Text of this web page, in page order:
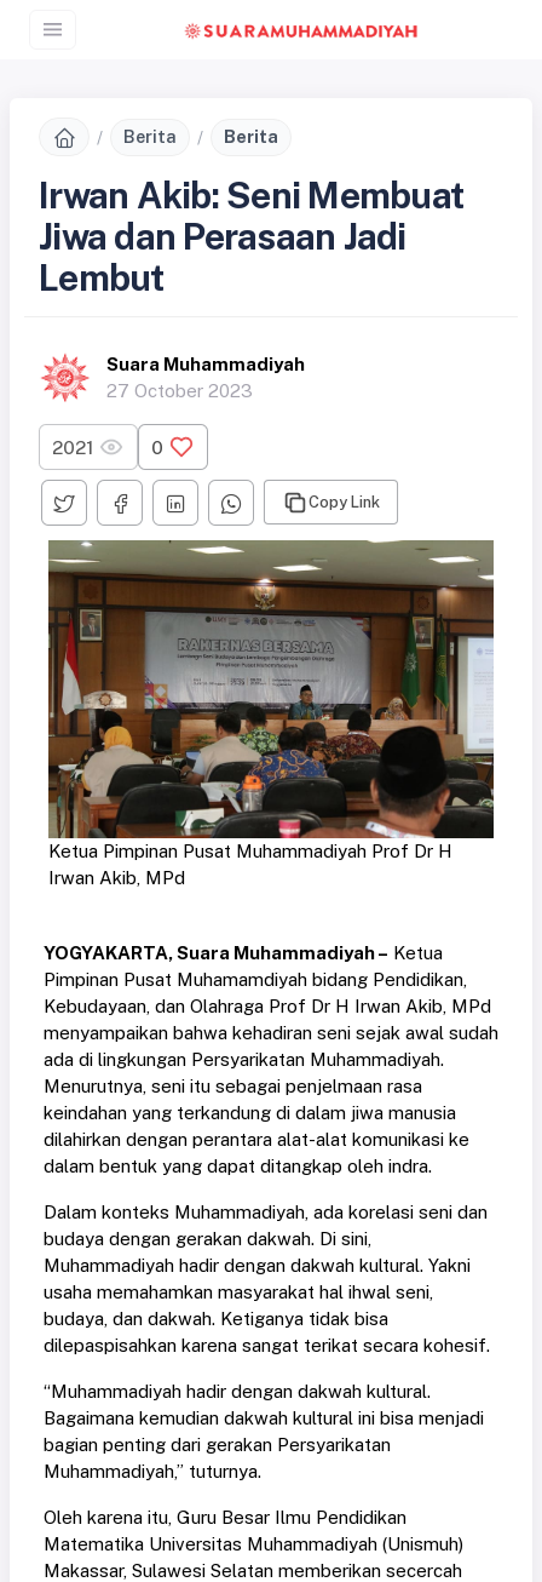
Berita Berita
Irwan Akib: Seni Membuat
Jiwa dan Perasaan Jadi
Lembut
Suara Muhammadiyah
27 October 2023
2021 0
Copy Link
Ketua Pimpinan Pusat Muhammadiyah Prof Dr H
Irwan Akib, MPd
YOGYAKARTA, Suara Muhammadiyah – Ketua
Pimpinan Pusat Muhamamdiyah bidang Pendidikan,
Kebudayaan, dan Olahraga Prof Dr H Irwan Akib, MPd
menyampaikan bahwa kehadiran seni sejak awal sudah
ada di lingkungan Persyarikatan Muhammadiyah.
Menurutnya, seni itu sebagai penjelmaan rasa
keindahan yang terkandung di dalam jiwa manusia
dilahirkan dengan perantara alat-alat komunikasi ke
dalam bentuk yang dapat ditangkap oleh indra.
Dalam konteks Muhammadiyah, ada korelasi seni dan
budaya dengan gerakan dakwah. Di sini,
Muhammadiyah hadir dengan dakwah kultural. Yakni
usaha memahamkan masyarakat hal ihwal seni,
budaya, dan dakwah. Ketiganya tidak bisa
dilepaspisahkan karena sangat terikat secara kohesif.
“Muhammadiyah hadir dengan dakwah kultural.
Bagaimana kemudian dakwah kultural ini bisa menjadi
bagian penting dari gerakan Persyarikatan
Muhammadiyah,” tuturnya.
Oleh karena itu, Guru Besar Ilmu Pendidikan
Matematika Universitas Muhammadiyah (Unismuh)
Makassar, Sulawesi Selatan memberikan secercah